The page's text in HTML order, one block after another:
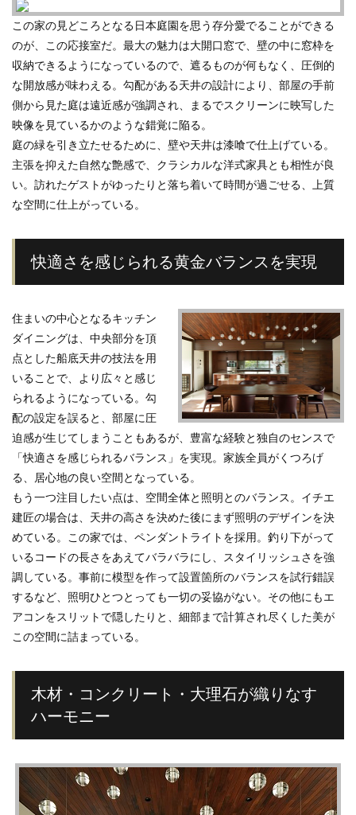
この家の見どころとなる日本庭園を思う存分愛でることができる
のが、この応接室だ。最大の魅力は大開口窓で、壁の中に窓枠を
収納できるようになっているので、遮るものが何もなく、圧倒的
な開放感が味わえる。勾配がある天井の設計により、部屋の手前
側から見た庭は遠近感が強調され、まるでスクリーンに映写した
映像を見ているかのような錯覚に陥る。
庭の緑を引き立たせるために、壁や天井は漆喰で仕上げている。
主張を抑えた自然な艶感で、クラシカルな洋式家具とも相性が良
い。訪れたゲストがゆったりと落ち着いて時間が過ごせる、上質
な空間に仕上がっている。
快適さを感じられる黄金バランスを実現
住まいの中心となるキッチン
ダイニングは、中央部分を頂
点とした船底天井の技法を用
いることで、より広々と感じ
られるようになっている。勾
配の設定を誤ると、部屋に圧
迫感が生じてしまうこともあるが、豊富な経験と独自のセンスで
「快適さを感じられるバランス」を実現。家族全員がくつろげ
る、居心地の良い空間となっている。
もう一つ注目したい点は、空間全体と照明とのバランス。イチエ
建匠の場合は、天井の高さを決めた後にまず照明のデザインを決
めている。この家では、ペンダントライトを採用。釣り下がって
いるコードの長さをあえてバラバラにし、スタイリッシュさを強
調している。事前に模型を作って設置箇所のバランスを試行錯誤
するなど、照明ひとつとっても一切の妥協がない。その他にもエ
アコンをスリットで隠したりと、細部まで計算され尽くした美が
この空間に詰まっている。
木材・コンクリート・大理石が織りなす
ハーモニー